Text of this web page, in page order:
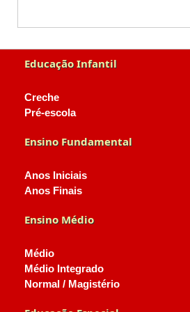
Educação Infantil
Creche
Pré-escola
Ensino Fundamental
Anos Iniciais
Anos Finais
Ensino Médio
Médio
Médio Integrado
Normal / Magistério